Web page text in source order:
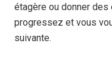
étagère ou donner
progressez et vous
suivante.